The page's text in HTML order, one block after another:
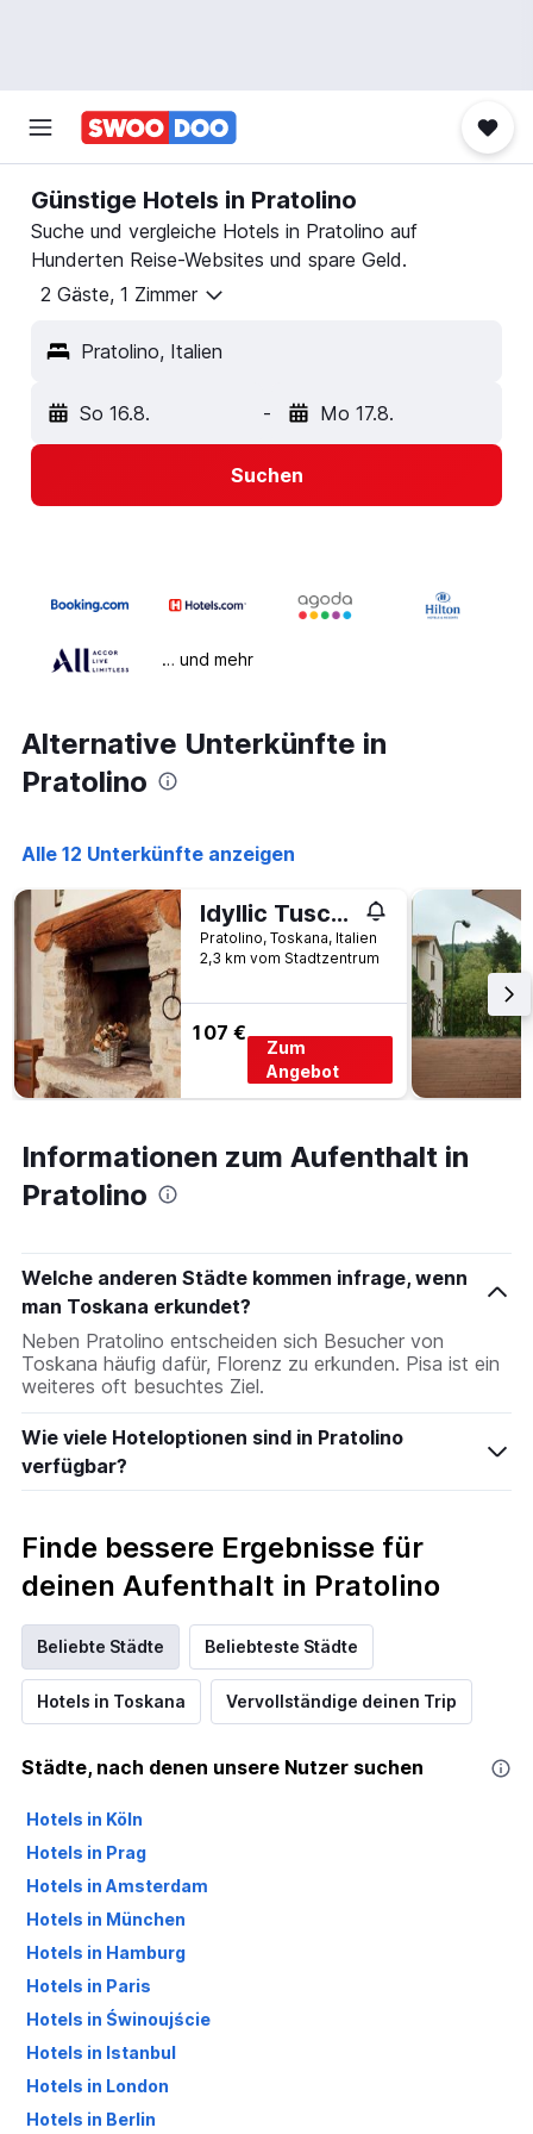
Günstige Hotels in Pratolino
Suche und vergleiche Hotels in Pratolino auf
Hunderten Reise-Websites und spare Geld.
2 Gäste, 1 Zimmer
Pratolino, Italien
So 16.8. - Mo 17.8.
Suchen
… und mehr
Alternative Unterkünfte in
Pratolino
Alle 12 Unterkünfte anzeigen
Idyllic Tuscan Hideaway With Pool And Sp
Pratolino, Toskana, Italien
2,3 km vom Stadtzentrum
107 €
Zum
Angebot
Informationen zum Aufenthalt in
Pratolino
Welche anderen Städte kommen infrage, wenn
man Toskana erkundet?
Neben Pratolino entscheiden sich Besucher von
Toskana häufig dafür, Florenz zu erkunden. Pisa ist ein
weiteres oft besuchtes Ziel.
Wie viele Hoteloptionen sind in Pratolino
verfügbar?
Finde bessere Ergebnisse für
deinen Aufenthalt in Pratolino
Beliebte Städte Beliebteste Städte
Hotels in Toskana Vervollständige deinen Trip
Städte, nach denen unsere Nutzer suchen
Hotels in Köln
Hotels in Prag
Hotels in Amsterdam
Hotels in München
Hotels in Hamburg
Hotels in Paris
Hotels in Świnoujście
Hotels in Istanbul
Hotels in London
Hotels in Berlin